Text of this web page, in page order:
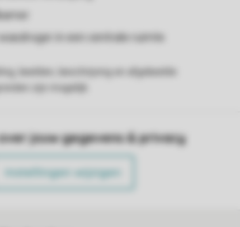
in een centrale ruimte
jouw gegevens & privacy
Instellingen wijzigen